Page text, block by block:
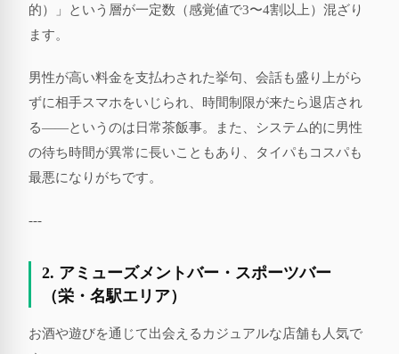
的）」という層が一定数（感覚値で3〜4割以上）混ざり
ます。
男性が高い料金を支払わされた挙句、会話も盛り上がら
ずに相手スマホをいじられ、時間制限が来たら退店され
る——というのは日常茶飯事。また、システム的に男性
の待ち時間が異常に長いこともあり、タイパもコスパも
最悪になりがちです。
---
2. アミューズメントバー・スポーツバー
（栄・名駅エリア）
お酒や遊びを通じて出会えるカジュアルな店舗も人気で